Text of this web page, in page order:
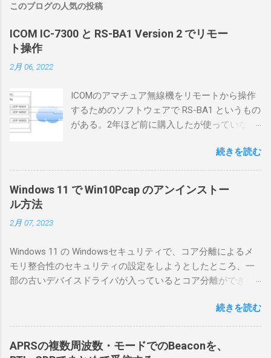
このブログの人気の投稿
ICOM IC-7300 と RS-BA1 Version 2 でリモー
ト操作
2月 06, 2022
ICOMのアマチュア無線機をリモートから操作
するためのソフトウェアで RS-BA1 というもの
がある。2年ほど前に購入したが使っていなか
としているので、リモートから操作できる無
線局構築のために、真面目に使ってみること
くだろうと思ったのだが、ちっともそんなに
合は、下記のこれらものが必要である ICOMの
無線機。 今回は私が持っているIC-7300を使
う。 無線機側(サーバ側) のWindows PC。 今
を入れて使っている。 TPMとか入っているの
でBitLockerのDisk暗号化もでき、遠隔地で盗難
にあってもデータ流出の危険性が少ないかな
続きを読む
Windows 11 で Win10Pcap のアンインストー
ル方法
2月 07, 2023
Windows 11 の Windowsセキュリティで、コア分離によるメ
モリ整合性のセキュリティの設定をしようとしたところ、一
部の古いデバイスドライバが入っているとコア分離ができな
で利用する Win10Pcap.sys が入っているためにコア分離がで
きないとエラーが出ておりました。 アンインストールのプロ
グラムなどを走らせてもアンインストールできなかったの
で、どのように実行すればよいのか調べながら実施しまし
続きを読む
APRSの複数周波数・モードでのBeaconを、